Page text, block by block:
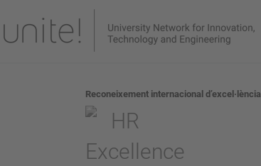
Reconeixement internacional d’excel·lència